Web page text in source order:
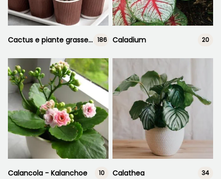
Cactus e piante grasse da interno 186 Caladium 20
Calancola - Kalanchoe 10 Calathea 34